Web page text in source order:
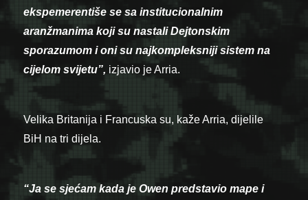
ekspemerentiše se sa institucionalnim
aranžmanima koji su nastali Dejtonskim
sporazumom i oni su najkompleksniji sistem na
cijelom svijetu”, izjavio je Arria.
Velika Britanija i Francuska su, kaže Arria, dijelile
BiH na tri dijela.
“Ja se sjećam kada je Owen predstavio mape i